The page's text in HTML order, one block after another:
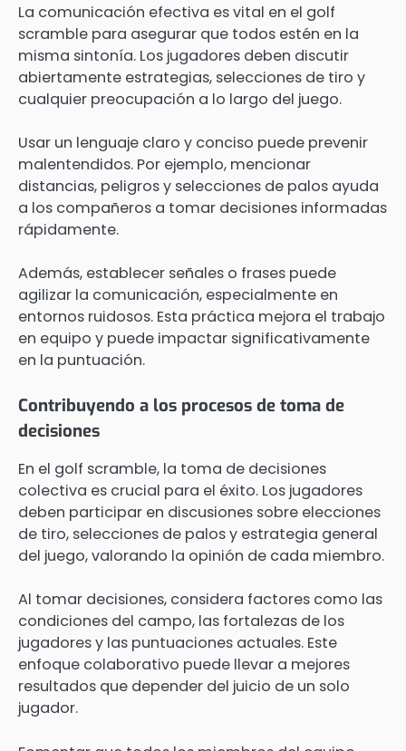
La comunicación efectiva es vital en el golf
scramble para asegurar que todos estén en la
misma sintonía. Los jugadores deben discutir
abiertamente estrategias, selecciones de tiro y
cualquier preocupación a lo largo del juego.
Usar un lenguaje claro y conciso puede prevenir
malentendidos. Por ejemplo, mencionar
distancias, peligros y selecciones de palos ayuda
a los compañeros a tomar decisiones informadas
rápidamente.
Además, establecer señales o frases puede
agilizar la comunicación, especialmente en
entornos ruidosos. Esta práctica mejora el trabajo
en equipo y puede impactar significativamente
en la puntuación.
Contribuyendo a los procesos de toma de
decisiones
En el golf scramble, la toma de decisiones
colectiva es crucial para el éxito. Los jugadores
deben participar en discusiones sobre elecciones
de tiro, selecciones de palos y estrategia general
del juego, valorando la opinión de cada miembro.
Al tomar decisiones, considera factores como las
condiciones del campo, las fortalezas de los
jugadores y las puntuaciones actuales. Este
enfoque colaborativo puede llevar a mejores
resultados que depender del juicio de un solo
jugador.